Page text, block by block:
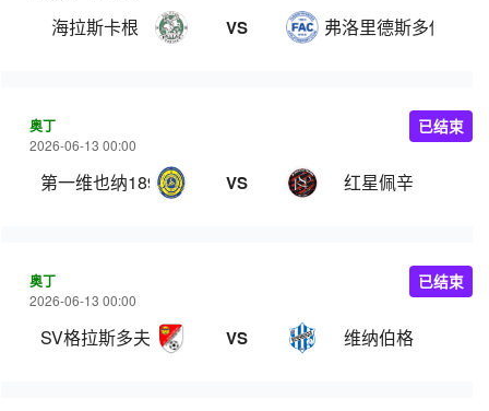
海拉斯卡根 VS 弗洛里德斯多佛II队
奥丁
2026-06-13 00:00
第一维也纳1894业余 VS 红星佩辛
已结束
奥丁
2026-06-13 00:00
SV格拉斯多夫 VS 维纳伯格
已结束